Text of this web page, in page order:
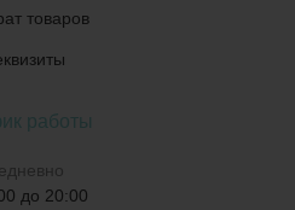
товаров
работы
до 20:00